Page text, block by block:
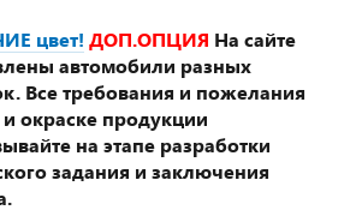
цвет! ДОП.ОПЦИЯ На сайте
автомобили разных
Все требования и пожелания
и окраске продукции
на этапе разработки
задания и заключения